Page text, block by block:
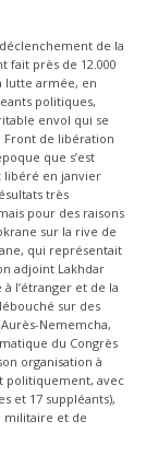
de la
fait près de 12.000
lutte armée, en
politiques,
envol qui se
Front de libération
que s’est
libéré en janvier
très
pour des raisons
sur la rive de
qui représentait
adjoint Lakhdar
l’étranger et de la
sur des
Nememcha,
du Congrès
organisation à
politiquement, avec
et 17 suppléants),
militaire et de